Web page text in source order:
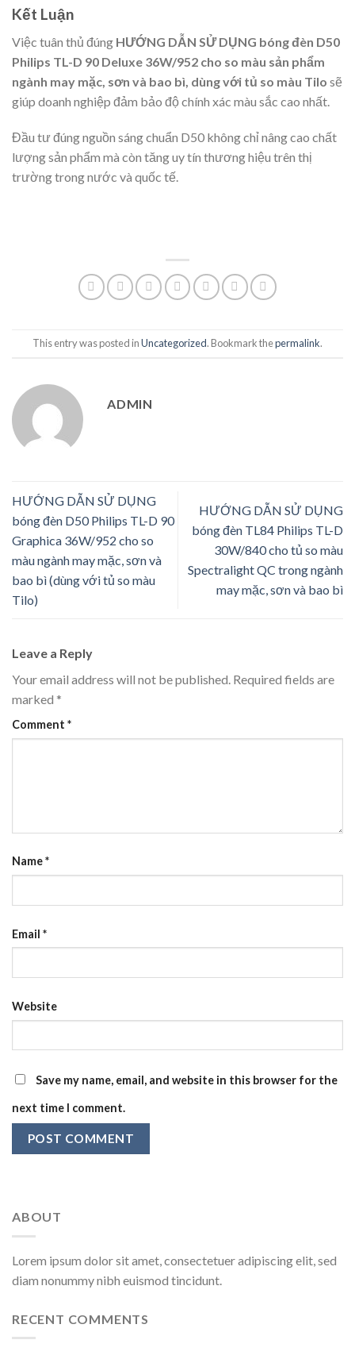
Kết Luận
Việc tuân thủ đúng HƯỚNG DẪN SỬ DỤNG bóng đèn D50
Philips TL-D 90 Deluxe 36W/952 cho so màu sản phẩm
ngành may mặc, sơn và bao bì, dùng với tủ so màu Tilo sẽ
giúp doanh nghiệp đảm bảo độ chính xác màu sắc cao nhất.
Đầu tư đúng nguồn sáng chuẩn D50 không chỉ nâng cao chất
lượng sản phẩm mà còn tăng uy tín thương hiệu trên thị
trường trong nước và quốc tế.
This entry was posted inUncategorized. Bookmark thepermalink.
ADMIN
HƯỚNG DẪN SỬ DỤNG
bóng đèn D50 Philips TL-D 90
Graphica 36W/952 cho so
màu ngành may mặc, sơn và
bao bì (dùng với tủ so màu
Tilo)
HƯỚNG DẪN SỬ DỤNG
bóng đèn TL84 Philips TL-D
30W/840 cho tủ so màu
Spectralight QC trong ngành
may mặc, sơn và bao bì
Leave a Reply
Your email address will not be published. Required fields are
marked *
Comment *
Name*
Email *
Website
Save my name, email, and website in this browser for the
next time I comment.
ABOUT
Lorem ipsum dolor sit amet, consectetuer adipiscing elit, sed
diam nonummy nibh euismod tincidunt.
RECENT COMMENTS